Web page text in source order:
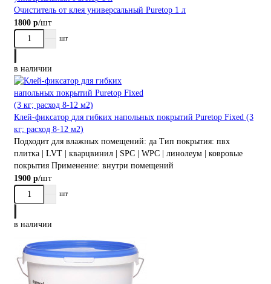
Очиститель от клея универсальный Puretop 1 л
1800 р/шт
шт
в наличии
Клей-фиксатор для гибких напольных покрытий Puretop Fixed (3
кг; расход 8-12 м2)
Подходит для влажных помещений: да Тип покрытия: пвх
плитка | LVT | кварцвинил | SPC | WPC | линолеум | ковровые
покрытия Применение: внутри помещений
1900 р/шт
шт
в наличии